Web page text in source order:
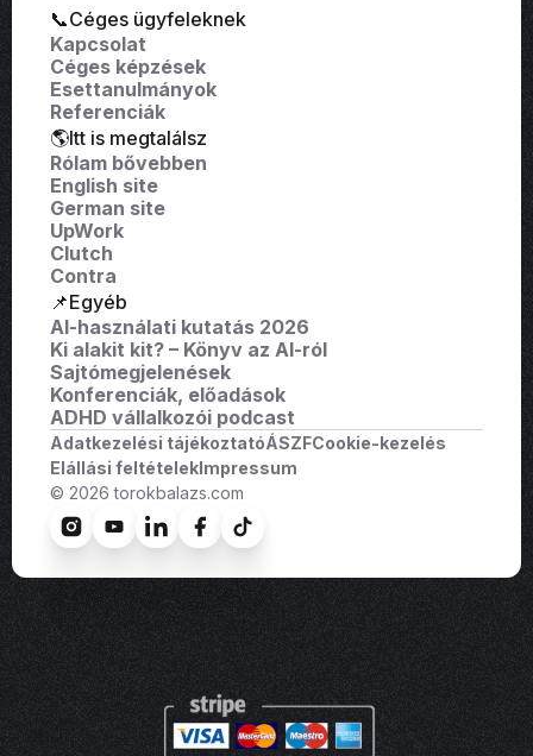
📞Céges ügyfeleknek
Kapcsolat
Céges képzések
Esettanulmányok
Referenciák
🌎Itt is megtalálsz
Rólam bővebben
English site
German site
UpWork
Clutch
Contra
📌Egyéb
AI-használati kutatás 2026
Ki alakit kit? – Könyv az AI-ról
Sajtómegjelenések
Konferenciák, előadások
ADHD vállalkozói podcast
Adatkezelési tájékoztatóÁSZFCookie-kezelés
Elállási feltételekImpressum
© 2026 torokbalazs.com